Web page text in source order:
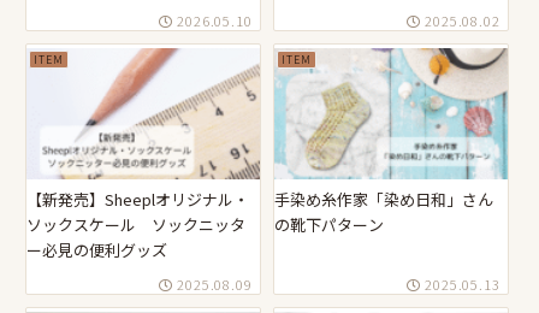
2026.05.10 2025.08.02
ITEM
【新発売】Sheeplオリジナル・
ソックスケール ソックニッタ
ー必見の便利グッズ
2025.08.09
ITEM
手染め糸作家「染め日和」さん
の靴下パターン
2025.05.13